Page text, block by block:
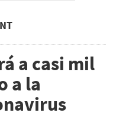
a casi mil
a la